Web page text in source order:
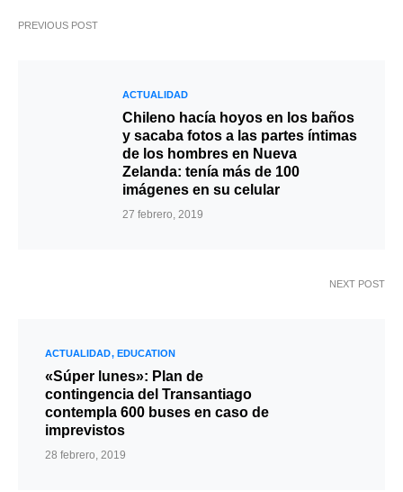
PREVIOUS POST
ACTUALIDAD
Chileno hacía hoyos en los baños
y sacaba fotos a las partes íntimas
de los hombres en Nueva
Zelanda: tenía más de 100
imágenes en su celular
27 febrero, 2019
NEXT POST
ACTUALIDAD EDUCATION
«Súper lunes»: Plan de
contingencia del Transantiago
contempla 600 buses en caso de
imprevistos
28 febrero, 2019